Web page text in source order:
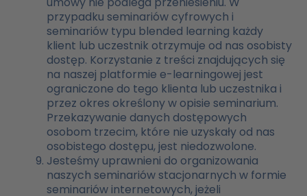
przypadku seminariów cyfrowych i
seminariów typu blended learning każdy
klient lub uczestnik otrzymuje od nas osobisty
dostęp. Korzystanie z treści znajdujących się
na naszej platformie e-learningowej jest
ograniczone do tego klienta lub uczestnika i
przez okres określony w opisie seminarium.
Przekazywanie danych dostępowych
osobom trzecim, które nie uzyskały od nas
osobistego dostępu, jest niedozwolone.
Jesteśmy uprawnieni do organizowania
naszych seminariów stacjonarnych w formie
seminariów internetowych, jeżeli